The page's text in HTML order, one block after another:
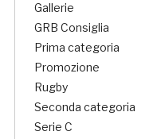
Gallerie
GRB Consiglia
Prima categoria
Promozione
Rugby
Seconda categoria
Serie C